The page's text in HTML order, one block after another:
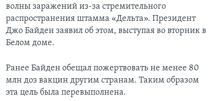
волны заражений из-за стремительного
распространения штамма «Дельта». Президент
Джо Байден заявил об этом, выступая во вторник в
Белом доме.
Ранее Байден обещал пожертвовать не менее 80
млн доз вакцин другим странам. Таким образом
эта цель была перевыполнена.